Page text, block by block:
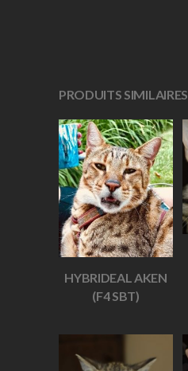
PRODUITS SIMILAIRES
HYBRIDEAL AKEN
(F4 SBT)